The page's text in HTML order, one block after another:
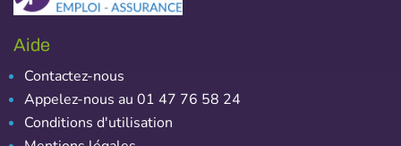
Aide
Contactez-nous
Appelez-nous au 01 47 76 58 24
Conditions d'utilisation